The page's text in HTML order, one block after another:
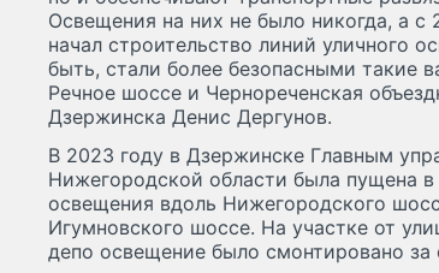
Освещения на них не было никогда, а
начал строительство линий уличного
быть, стали более безопасными такие
Речное шоссе и Чернореченская
Дзержинска Денис Дергунов.
В 2023 году в Дзержинске Главным
Нижегородской области была пущена в
освещения вдоль Нижегородского
Игумновского шоссе. На участке от
депо освещение было смонтировано